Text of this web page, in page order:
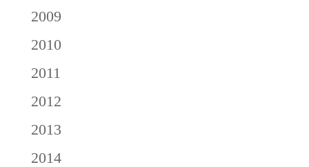
2009
2010
2011
2012
2013
2014